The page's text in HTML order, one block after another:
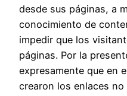
desde sus páginas, a
conocimiento de
impedir que los
páginas. Por la
expresamente que en
crearon los enlaces